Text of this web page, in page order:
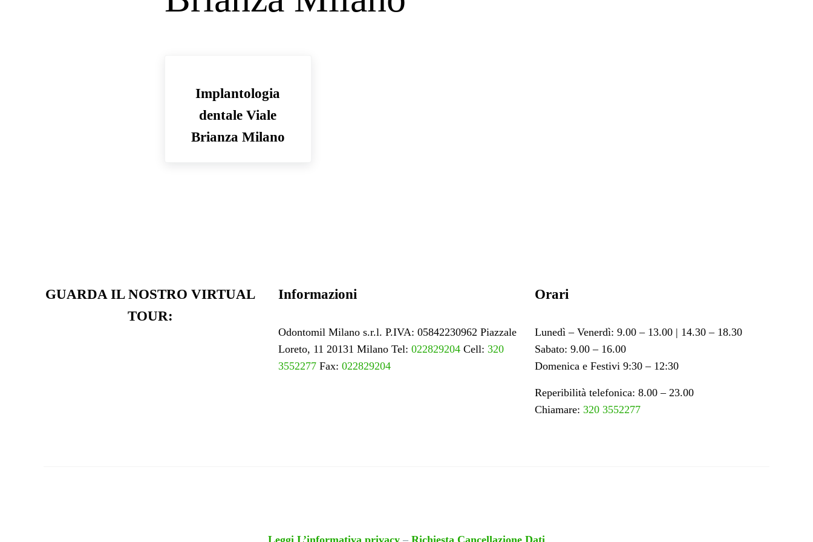
Implantologia
dentale Viale
Brianza Milano
GUARDA IL NOSTRO VIRTUAL
TOUR:
Informazioni
Odontomil Milano s.r.l. P.IVA: 05842230962 Piazzale
Loreto, 11 20131 Milano Tel: 022829204 Cell: 320
3552277 Fax: 022829204
Orari
Lunedì – Venerdì: 9.00 – 13.00 | 14.30 – 18.30
Sabato: 9.00 – 16.00
Domenica e Festivi 9:30 – 12:30
Reperibilità telefonica: 8.00 – 23.00
Chiamare: 320 3552277